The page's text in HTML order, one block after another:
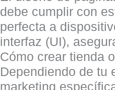
debe cumplir con
perfecta a
interfaz (UI),
Cómo crear tienda
Dependiendo de tu
marketing